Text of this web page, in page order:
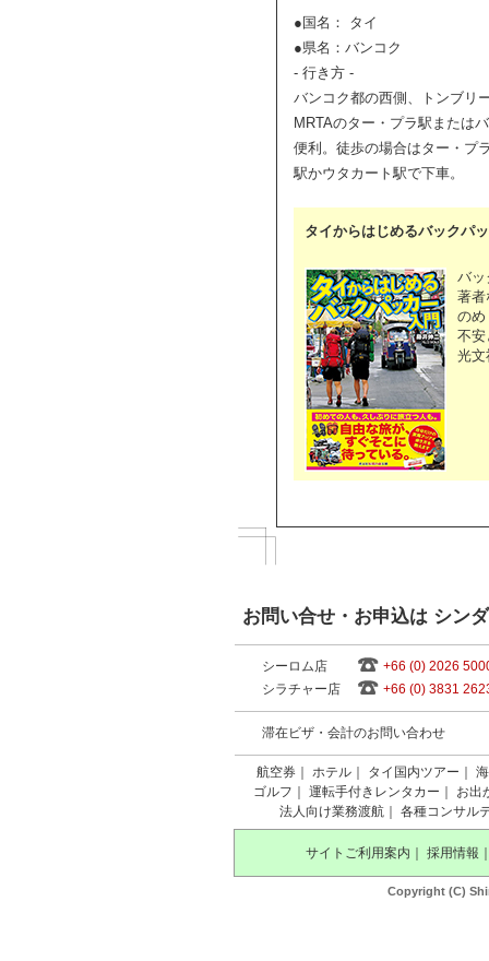
●国名： タイ
●県名：バンコク
- 行き方 -
バンコク都の西側、トンブリ
MRTAのター・プラ駅または
便利。徒歩の場合はター・プ
駅かウタカート駅で下車。
タイからはじめるバックパ
バッ
著者
のめ
不安
光文
お問い合せ・お申込は シン
シーロム店
+66 (0) 2026
シラチャー店
+66 (0) 3831
滞在ビザ・会計のお問い合わせ
航空券 ホテル タイ国内ツアー
ゴルフ
運転手付きレンタカー
お出
法人向け業務渡航
各種コンサル
サイトご利用案内 採用情報
Copyright (C)